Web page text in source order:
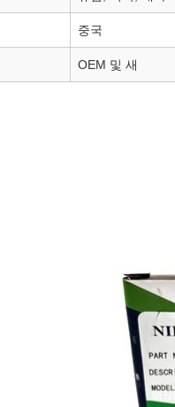
중국
OEM 및 새